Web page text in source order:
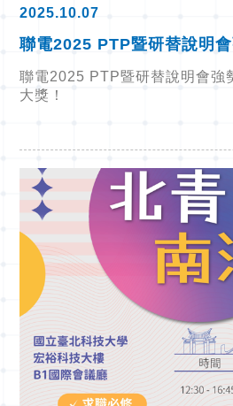
2025.10.07
聯電2025 PTP暨研替說明
名，搶大獎！
聯電2025 PTP暨研替說明會強
大獎！